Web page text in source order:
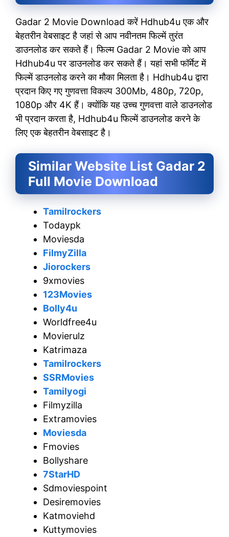
Gadar 2 Movie Download करें Hdhub4u एक और
बेहतरीन वेबसाइट है जहां से आप नवीनतम फिल्में तुरंत
डाउनलोड कर सकते हैं। फिल्म Gadar 2 Movie को आप
Hdhub4u पर डाउनलोड कर सकते हैं। यहां सभी फॉर्मेट में
फिल्में डाउनलोड करने का मौका मिलता है। Hdhub4u द्वारा
प्रदान किए गए गुणवत्ता विकल्प 300Mb, 480p, 720p,
1080p और 4K हैं। क्योंकि यह उच्च गुणवत्ता वाले डाउनलोड
भी प्रदान करता है, Hdhub4u फिल्में डाउनलोड करने के
लिए एक बेहतरीन वेबसाइट है।
Similar Website List Gadar 2
Full Movie Download
Tamilrockers
Todaypk
Moviesda
FilmyZilla
Jiorockers
9xmovies
123Movies
Bolly4u
Worldfree4u
Movierulz
Katrimaza
Tamilrockers
SSRMovies
Tamilyogi
Filmyzilla
Extramovies
Moviesda
Fmovies
Bollyshare
7StarHD
Sdmoviespoint
Desiremovies
Katmoviehd
Kuttymovies